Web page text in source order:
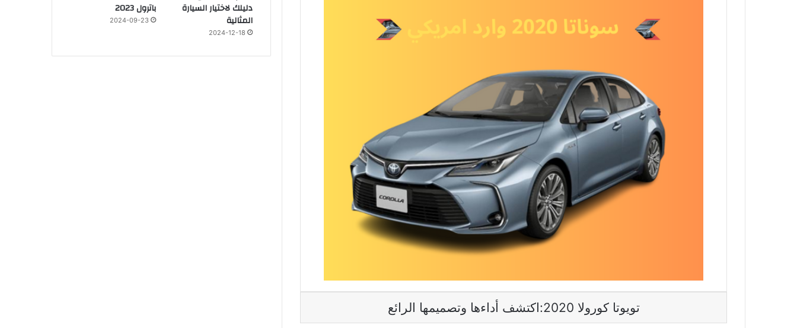
تويوتا كورولا 2020:اكتشف أداءها وتصميمها الرائع
دليلك لاختيار السيارة
المثالية
2024-12-18
باترول 2023
2024-09-23